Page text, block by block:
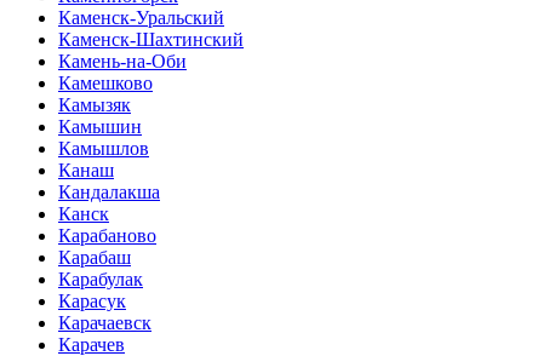
Каменск-Уральский
Каменск-Шахтинский
Камень-на-Оби
Камешково
Камызяк
Камышин
Камышлов
Канаш
Кандалакша
Канск
Карабаново
Карабаш
Карабулак
Карасук
Карачаевск
Карачев